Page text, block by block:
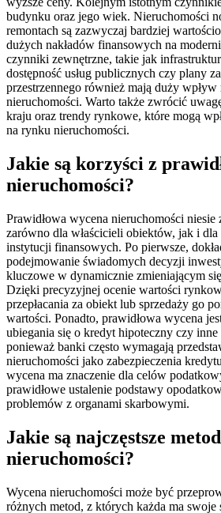
budynku oraz jego wiek. Nieruchomości
remontach są zazwyczaj bardziej
dużych nakładów finansowych na
czynniki zewnętrzne, takie jak
dostępność usług publicznych czy plany
przestrzennego również mają duży wpływ
nieruchomości. Warto także zwrócić
kraju oraz trendy rynkowe, które mogą
na rynku nieruchomości.
Jakie są korzyści z
nieruchomości?
Prawidłowa wycena nieruchomości niesie
zarówno dla właścicieli obiektów, jak i
instytucji finansowych. Po pierwsze,
podejmowanie świadomych decyzji
kluczowe w dynamicznie zmieniającym
Dzięki precyzyjnej ocenie wartości
przepłacania za obiekt lub sprzedaży go
wartości. Ponadto, prawidłowa wycena
ubiegania się o kredyt hipoteczny czy
ponieważ banki często wymagają
nieruchomości jako zabezpieczenia
wycena ma znaczenie dla celów
prawidłowe ustalenie podstawy
problemów z organami skarbowymi.
Jakie są najczęstsze
nieruchomości?
Wycena nieruchomości może być
różnych metod, z których każda ma swoje